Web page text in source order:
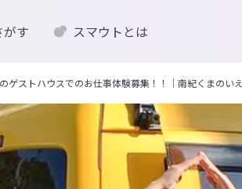
す スマウトとは
ゲストハウスでのお仕事体験募集！！｜南紀くまのいえ